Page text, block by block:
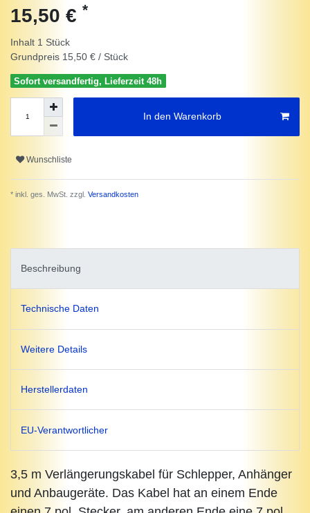
15,50 € *
Inhalt 1 Stück
Grundpreis 15,50 € / Stück
Sofort versandfertig, Lieferzeit 48h
In den Warenkorb
Wunschliste
* inkl. ges. MwSt. zzgl. Versandkosten
Beschreibung
Technische Daten
Weitere Details
Herstellerdaten
EU-Verantwortlicher
3,5 m Verlängerungskabel für Schlepper, Anhänger
und Anbaugeräte. Das Kabel hat an einem Ende